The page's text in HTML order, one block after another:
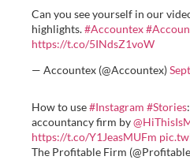
Can you see yourself in our
highlights.#Accountex
https://t.co/5INdsZ1voW
— Accountex (@Accountex)
How to use#Instagram #Stories
accountancy firm by
https://t.co/Y1JeasMUFm
The Profitable Firm